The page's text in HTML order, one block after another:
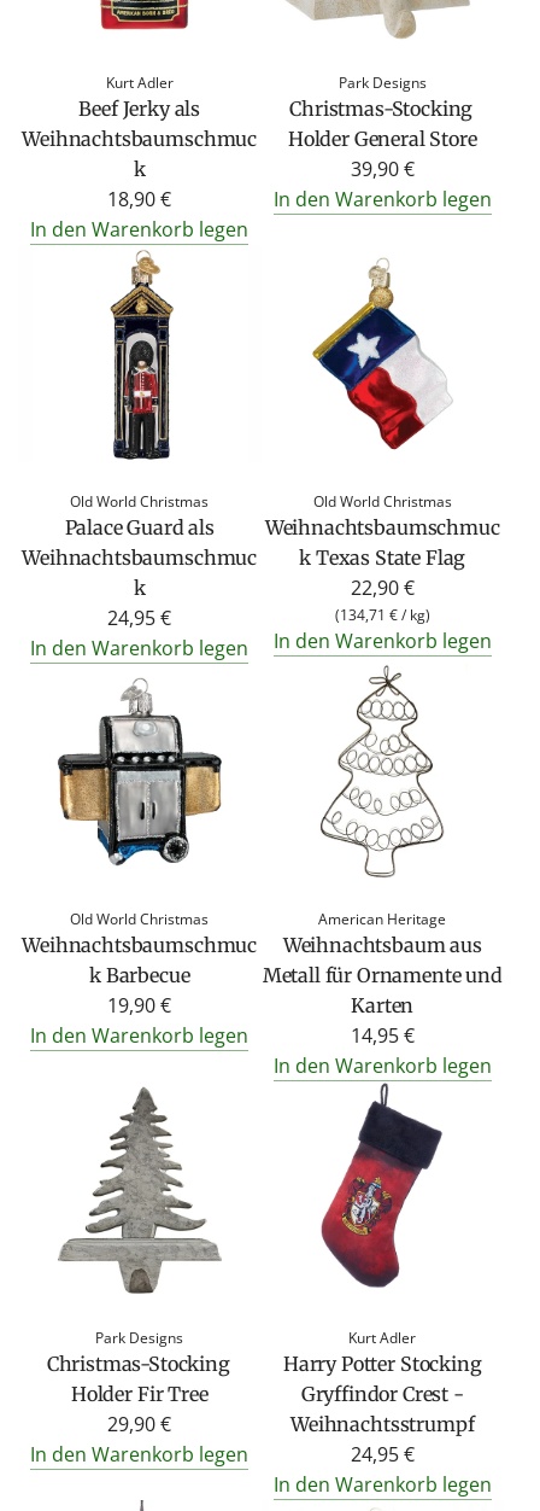
s
Kurt Adler
Beef Jerky als
Weihnachtsbaumschmuc
k
18,90 €
In den Warenkorb legen
Park Designs
Christmas-Stocking
Holder General Store
39,90 €
In den Warenkorb legen
Old World Christmas
Palace Guard als
Weihnachtsbaumschmuc
k
24,95 €
In den Warenkorb legen
Old World Christmas
Weihnachtsbaumschmuc
k Texas State Flag
22,90 €
(134,71 €/ kg)
In den Warenkorb legen
Old World Christmas
Weihnachtsbaumschmuc
k Barbecue
19,90 €
In den Warenkorb legen
American Heritage
Weihnachtsbaum aus
Metall für Ornamente und
Karten
14,95 €
In den Warenkorb legen
Park Designs
Christmas-Stocking
Holder Fir Tree
29,90 €
In den Warenkorb legen
Kurt Adler
Harry Potter Stocking
Gryffindor Crest -
Weihnachtsstrumpf
24,95 €
In den Warenkorb legen